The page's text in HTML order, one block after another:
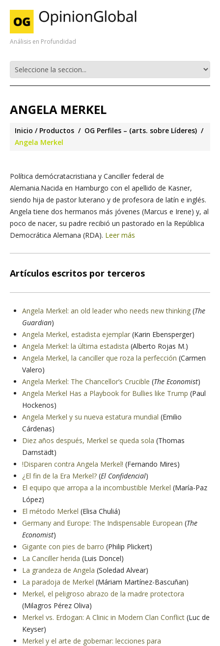
Análisis en Profundidad
ANGELA MERKEL
Inicio Productos
OG Perfiles – (arts. sobre Líderes)
Angela Merkel
Política demócratacristiana y Canciller federal de
Alemania.Nacida en Hamburgo con el apellido de Kasner,
siendo hija de pastor luterano y de profesora de latín e inglés.
Angela tiene dos hermanos más jóvenes (Marcus e Irene) y, al
poco de nacer, su padre recibió un pastorado en la República
Democrática Alemana (RDA). Leer más
Artículos escritos por terceros
Angela Merkel: an old leader who needs new thinking (The
Guardian)
Angela Merkel, estadista ejemplar (Karin Ebensperger)
Angela Merkel: la última estadista (Alberto Rojas M.)
Angela Merkel, la canciller que roza la perfección (Carmen
Valero)
Angela Merkel: The Chancellor’s Crucible (The Economist)
Angela Merkel Has a Playbook for Bullies like Trump (Paul
Hockenos)
Angela Merkel y su nueva estatura mundial (Emilio
Cárdenas)
Diez años después, Merkel se queda sola (Thomas
Darnstädt)
!Disparen contra Angela Merkel! (Fernando Mires)
¿El fin de la Era Merkel? (El Confidencial)
El equipo que arropa a la incombustible Merkel (María-Paz
López)
El método Merkel (Elisa Chuliá)
Germany and Europe: The Indispensable European (The
Economist)
Gigante con pies de barro (Philip Plickert)
La Canciller herida (Luis Doncel)
La grandeza de Angela (Soledad Alvear)
La paradoja de Merkel (Máriam Martínez-Bascuñan)
Merkel, el peligroso abrazo de la madre protectora
(Milagros Pérez Oliva)
Merkel vs. Erdogan: A Clinic in Modern Clan Conflict (Luc de
Keyser)
Merkel y el arte de gobernar: lecciones para